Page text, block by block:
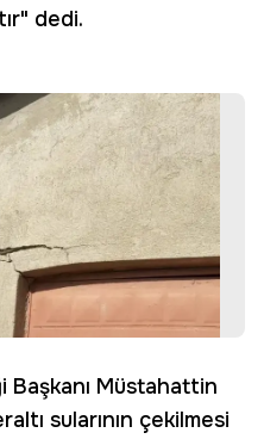
dedi.
Başkanı Müstahattin
sularının çekilmesi